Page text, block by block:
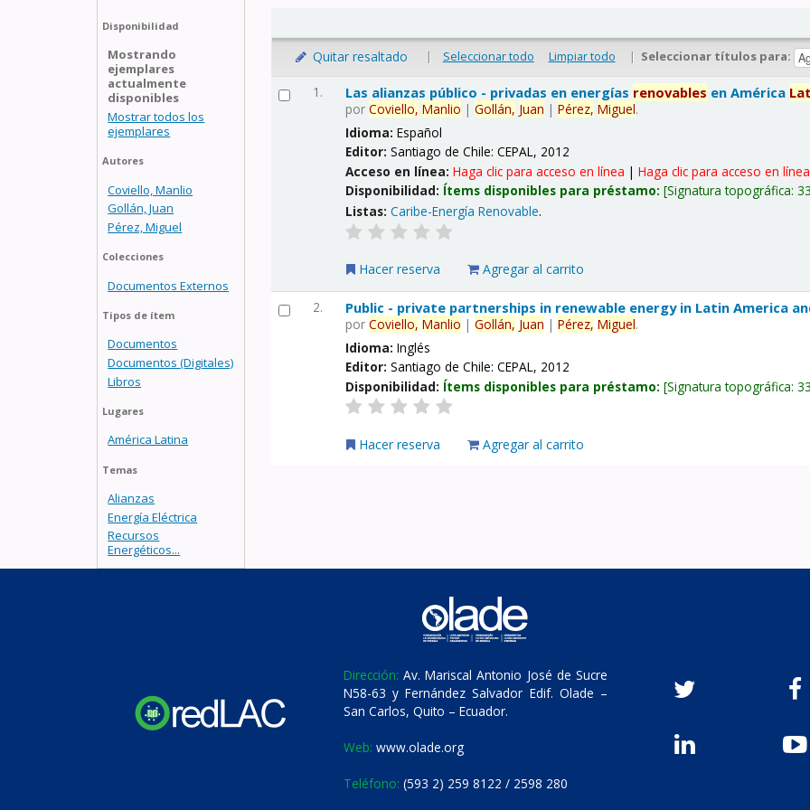
Disponibilidad
Mostrando
ejemplares
actualmente
disponibles
Mostrar todos los
ejemplares
Autores
Coviello, Manlio
Gollán, Juan
Pérez, Miguel
Colecciones
Documentos Externos
Tipos de ítem
Documentos
Documentos (Digitales)
Libros
Lugares
América Latina
Temas
Alianzas
Energía Eléctrica
Recursos
Energéticos...
Quitar resaltado | Seleccionar todo Limpiar todo | Seleccionar títulos para:
1. Las alianzas público - privadas en energías renovables en América
porCoviello, Manlio |Gollán, Juan |Pérez, Miguel.
Idioma:Español
Editor:Santiago de Chile: CEPAL, 2012
Acceso en línea:Haga clic para acceso en línea |Haga clic para acceso en línea
Disponibilidad: Ítems disponibles para préstamo: Signatura topográfica:
Listas: Caribe-Energía Renovable.
Hacer reserva Agregar al carrito
2. Public - private partnerships in renewable energy in Latin America
porCoviello, Manlio |Gollán, Juan |Pérez, Miguel.
Idioma:Inglés
Editor:Santiago de Chile: CEPAL, 2012
Disponibilidad: Ítems disponibles para préstamo: Signatura topográfica:
Hacer reserva Agregar al carrito
Dirección: Av. Mariscal Antonio José de Sucre
N58-63 y Fernández Salvador Edif. Olade –
San Carlos, Quito – Ecuador.
Web: www.olade.org
Teléfono: (593 2) 259 8122 / 2598 280